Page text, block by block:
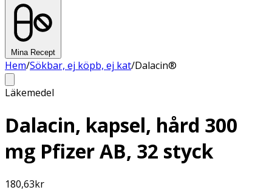
Mina Recept
Hem/Sökbar, ej köpb, ej kat/Dalacin®
Läkemedel
Dalacin, kapsel, hård 300
mg Pfizer AB, 32 styck
180,63kr